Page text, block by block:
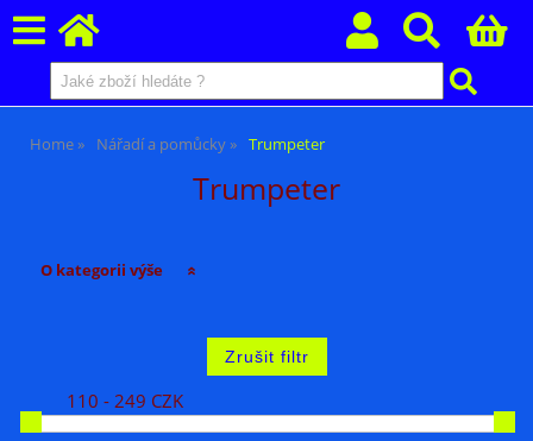
Home Nářadí a pomůcky Trumpeter
Trumpeter
O kategorii výše
110 - 249 CZK